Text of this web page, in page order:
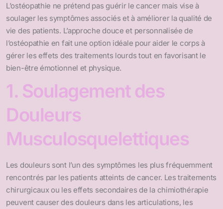
L’ostéopathie ne prétend pas guérir le cancer mais vise à
soulager les symptômes associés et à améliorer la qualité de
vie des patients. L’approche douce et personnalisée de
l’ostéopathie en fait une option idéale pour aider le corps à
gérer les effets des traitements lourds tout en favorisant le
bien-être émotionnel et physique.
1. Soulagement des
Douleurs
Musculosquelettiques
Les douleurs sont l’un des symptômes les plus fréquemment
rencontrés par les patients atteints de cancer. Les traitements
chirurgicaux ou les effets secondaires de la chimiothérapie
peuvent causer des douleurs dans les articulations, les